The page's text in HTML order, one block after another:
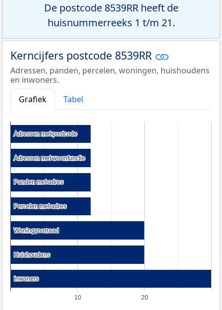
De postcode 8539RR heeft de
huisnummerreeks 1 t/m 21.
Kerncijfers postcode 8539RR
Adressen, panden, percelen, woningen, huishoudens
en inwoners.
Grafiek
Tabel
10 20
Adressen met postcode
Adressen met postcode
Adressen met woonfunctie
Adressen met woonfunctie
Panden met adres
Panden met adres
Percelen met adres
Percelen met adres
Woningvoorraad
Woningvoorraad
Huishoudens
Huishoudens
Inwoners
Inwoners